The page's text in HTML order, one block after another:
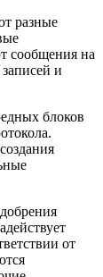
разные
сообщения на
и
блоков
от